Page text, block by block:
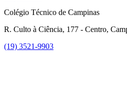
Colégio Técnico de Campinas
R. Culto à Ciência, 177 - Centro,
(19) 3521-9903